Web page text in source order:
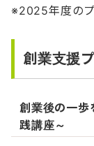
※2025年度の
創業支援
創業後の一歩
践講座～